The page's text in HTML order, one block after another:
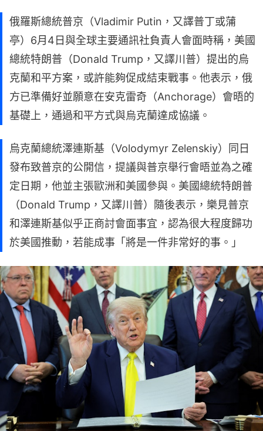
俄羅斯總統普京（Vladimir Putin，又譯普丁或蒲
亭）6月4日與全球主要通訊社負責人會面時稱，美國
總統特朗普（Donald Trump，又譯川普）提出的烏
克蘭和平方案，或許能夠促成結束戰事。他表示，俄
方已準備好並願意在安克雷奇（Anchorage）會晤的
基礎上，通過和平方式與烏克蘭達成協議。
烏克蘭總統澤連斯基（Volodymyr Zelenskiy）同日
發布致普京的公開信，提議與普京舉行會晤並為之確
定日期，他並主張歐洲和美國參與。美國總統特朗普
（Donald Trump，又譯川普）隨後表示，樂見普京
和澤連斯基似乎正商討會面事宜，認為很大程度歸功
於美國推動，若能成事「將是一件非常好的事。」